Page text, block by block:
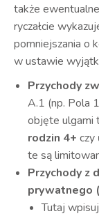
także
ryczałcie
pomniejszania o
w ustawie
Przychody
A.1 (np. Pola
objęte ulgami
rodzin 4+ czy
te są
Przychody z
prywatnego
Tutaj